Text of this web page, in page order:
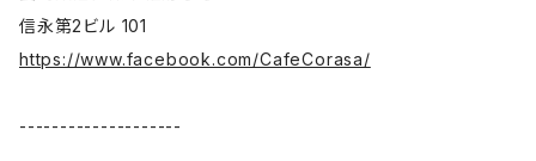
信永第2ビル 101
https://www.facebook.com/CafeCorasa/
--------------------